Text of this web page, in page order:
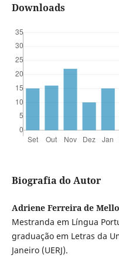
Downloads
Biografia do Autor
Adriene Ferreira de
Mestranda em Língua
graduação em Letras da
Janeiro (UERJ).